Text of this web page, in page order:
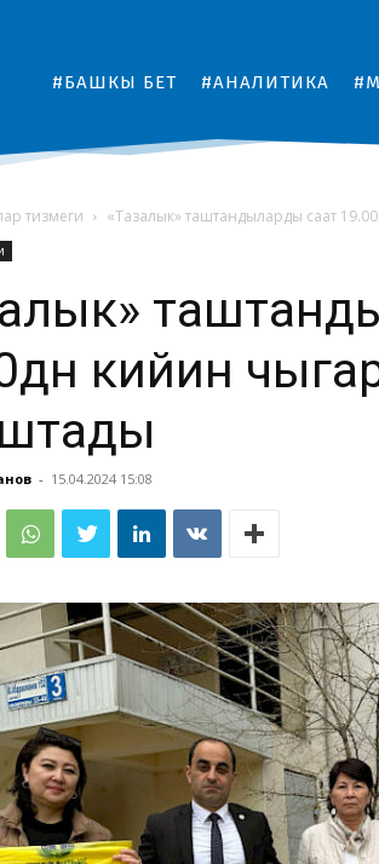
#БАШКЫ БЕТ #АНАЛИТИКА
тизмеги «Тазалык» таштандыларды саат
кийин
- 15.04.2024 15:08